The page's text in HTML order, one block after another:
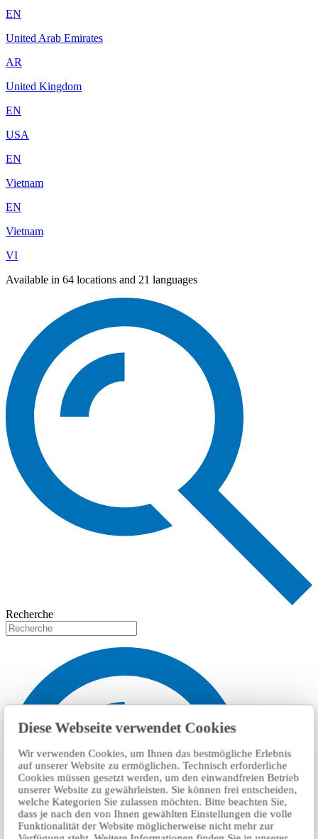
Diese Webseite verwendet Cookies
Wir verwenden Cookies, um Ihnen das bestmögliche Erlebnis
auf unserer Website zu ermöglichen. Technisch erforderliche
Cookies müssen gesetzt werden, um den einwandfreien Betrieb
unserer Website zu gewährleisten. Sie können frei entscheiden,
welche Kategorien Sie zulassen möchten. Bitte beachten Sie,
dass je nach den von Ihnen gewählten Einstellungen die volle
Funktionalität der Website möglicherweise nicht mehr zur
EN
United Arab Emirates
AR
United Kingdom
EN
USA
EN
Vietnam
EN
Vietnam
VI
Available in 64 locations and 21 languages
Recherche